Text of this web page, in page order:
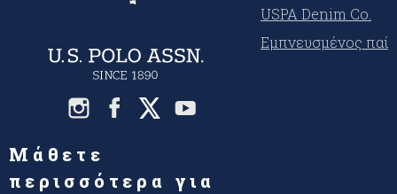
USPA Denim Co.
Εμπνευσμένος
Μάθετε
περισσότερα για